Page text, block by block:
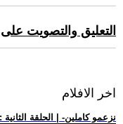
التعليق والتصويت
اخر الافلام
.. (برومو) -نزعمو كاملين- | الحلقة